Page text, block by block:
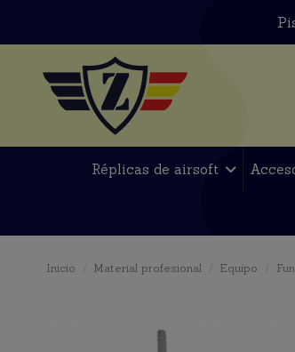
Réplicas de airsoft
Inicio Material profesional Equipo